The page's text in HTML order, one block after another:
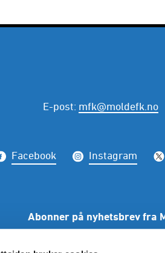
E-post: mfk@moldefk.no
Facebook Instagram
Abonner på nyhetsbrev fra